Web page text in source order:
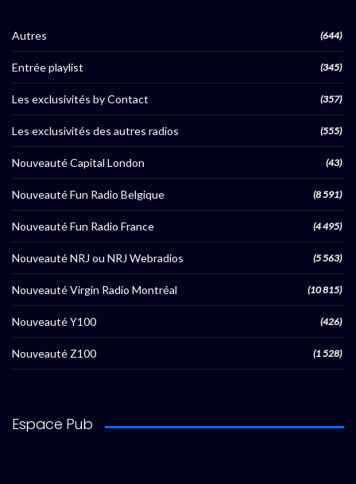
Autres (644)
Entrée playlist (345)
Les exclusivités by Contact (357)
Les exclusivités des autres radios (555)
Nouveauté Capital London (43)
Nouveauté Fun Radio Belgique (8 591)
Nouveauté Fun Radio France (4 495)
Nouveauté NRJ ou NRJ Webradios (5 563)
Nouveauté Virgin Radio Montréal (10 815)
Nouveauté Y100 (426)
Nouveauté Z100 (1 528)
Espace Pub